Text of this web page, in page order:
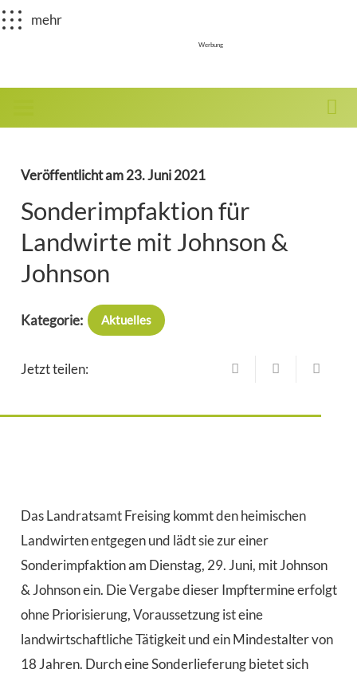
mehr
Werbung
Veröffentlicht am23. Juni 2021
Sonderimpfaktion für
Landwirte mit Johnson &
Johnson
Kategorie: Aktuelles
Jetzt teilen:
Das Landratsamt Freising kommt den heimischen
Landwirten entgegen und lädt sie zur einer
Sonderimpfaktion am Dienstag, 29. Juni, mit Johnson
& Johnson ein. Die Vergabe dieser Impftermine erfolgt
ohne Priorisierung, Voraussetzung ist eine
landwirtschaftliche Tätigkeit und ein Mindestalter von
18 Jahren. Durch eine Sonderlieferung bietet sich